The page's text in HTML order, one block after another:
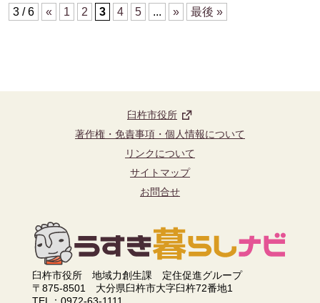
3 / 6 « 1 2 3 4 5 ... » 最後 »
臼杵市役所
著作権・免責事項・個人情報について
リンクについて
サイトマップ
お問合せ
臼杵市役所 地域力創生課 定住促進グループ
〒875-8501 大分県臼杵市大字臼杵72番地1